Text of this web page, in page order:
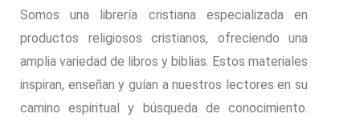
Somos una librería cristiana especializada en
productos religiosos cristianos, ofreciendo una
amplia variedad de libros y biblias. Estos materiales
inspiran, enseñan y guían a nuestros lectores en su
camino espiritual y búsqueda de conocimiento.